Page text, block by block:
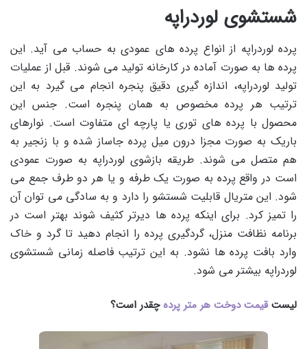
شستشوی لوردراپه
پرده لوردراپه از انواع پرده های عمودی به حساب می آید. این
پرده ها به صورت آماده در کارخانه تولید می شوند. قبل از عملیات
تولید لوردراپه، اندازه گیری دقیق پنجره انجام می گیرد به این
ترتیب هر پرده مخصوص به همان پنجره است. جنس این
محصول با پرده های توری یا پارچه ای متفاوت است. نوارهای
باریک به صورت مجزا درون میل پرده جاساز شده و با زنجیر به
هم متصل می شوند. طریقه بازشوی لوردراپه به صورت عمودی
است در واقع پرده به صورت یک طرفه و یا هر دو طرف جمع می
شود. این متریال قابلیت شستشو را دارد و به سادگی می توان آن
را تمیز کرد. برای اینکه پرده ها دیرتر کثیف شوند بهتر است در
برنامه نظافت منزل، گردگیری پرده را انجام دهید تا گرد و خاک
وارد بافت پرده ها نشود. به این ترتیب فاصله زمانی شستشوی
لوردراپه بیشتر می شود.
لیستقیمت دوخت هر متر پردهچقدر است؟